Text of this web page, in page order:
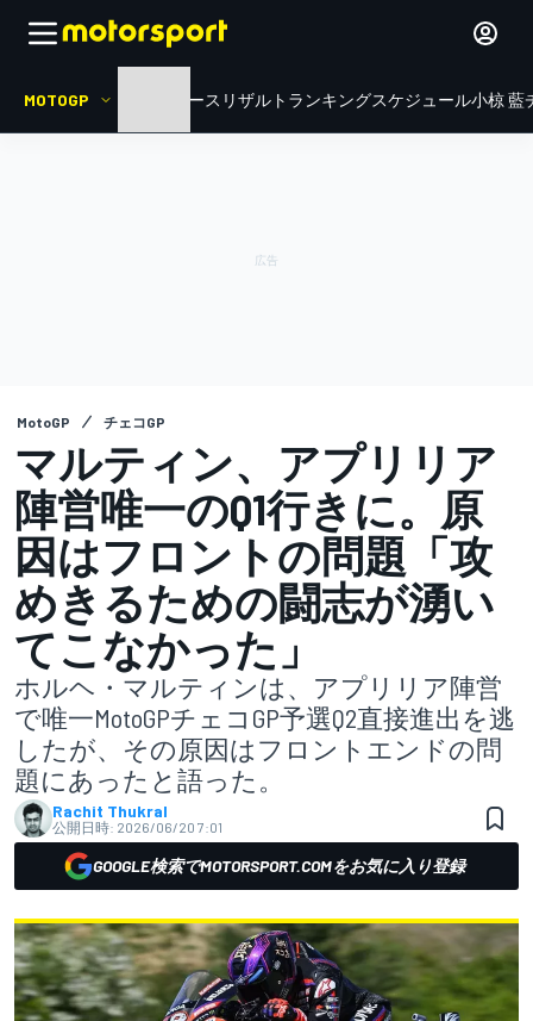
MOTOGP ニュース リザルト ランキングスケジュール小椋 藍
MotoGP チェコGP
マルティン、アプリリア
陣営唯一のQ1行きに。原
因はフロントの問題「攻
めきるための闘志が湧い
てこなかった」
ホルヘ・マルティンは、アプリリア陣営
で唯一MotoGPチェコGP予選Q2直接進出を逃
したが、その原因はフロントエンドの問
題にあったと語った。
Rachit Thukral
公開日時: 2026/06/20 7:01
GOOGLE検索でMOTORSPORT.COMをお気に入り登録